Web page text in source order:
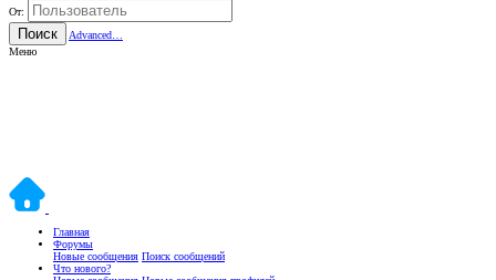
От:
Поиск
Advanced…
Меню
Главная
Форумы
Новые сообщения Поиск сообщений
Что нового?